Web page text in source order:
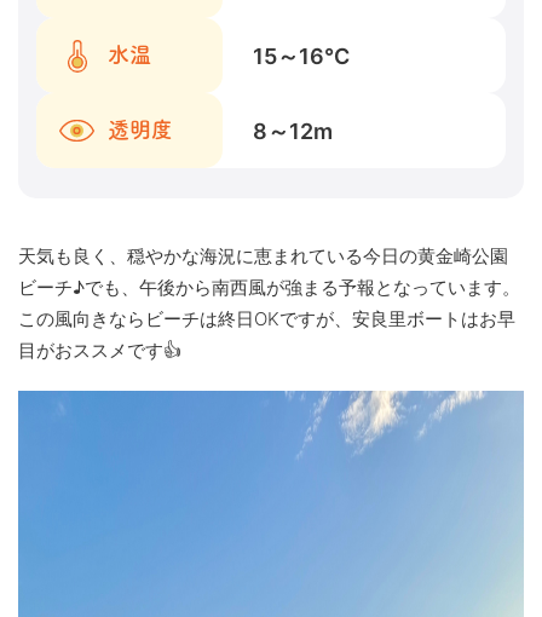
水温 15～16℃
透明度 8～12m
天気も良く、穏やかな海況に恵まれている今日の黄金崎公園
ビーチ♪でも、午後から南西風が強まる予報となっています。
この風向きならビーチは終日OKですが、安良里ボートはお早
目がおススメです👍